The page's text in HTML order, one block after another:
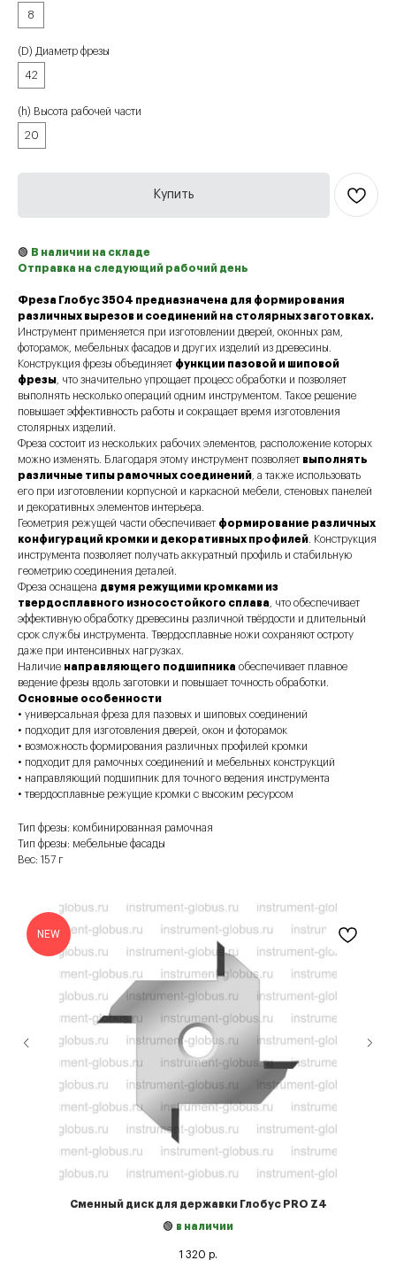
8
(D) Диаметр фрезы
42
(h) Высота рабочей части
20
Купить
🟢 В наличии на складе
Отправка на следующий рабочий день
Фреза Глобус 3504 предназначена для формирования
различных вырезов и соединений на столярных заготовках.
Инструмент применяется при изготовлении дверей, оконных рам,
фоторамок, мебельных фасадов и других изделий из древесины.
Конструкция фрезы объединяет функции пазовой и шиповой
фрезы , что значительно упрощает процесс обработки и позволяет
выполнять несколько операций одним инструментом. Такое решение
повышает эффективность работы и сокращает время изготовления
столярных изделий.
Фреза состоит из нескольких рабочих элементов, расположение которых
можно изменять. Благодаря этому инструмент позволяет выполнять
различные типы рамочных соединений , а также использовать
его при изготовлении корпусной и каркасной мебели, стеновых панелей
и декоративных элементов интерьера.
Геометрия режущей части обеспечивает формирование различных
конфигураций кромки и декоративных профилей . Конструкция
инструмента позволяет получать аккуратный профиль и стабильную
геометрию соединения деталей.
Фреза оснащена двумя режущими кромками из
твердосплавного износостойкого сплава , что обеспечивает
эффективную обработку древесины различной твёрдости и длительный
срок службы инструмента. Твердосплавные ножи сохраняют остроту
даже при интенсивных нагрузках.
Наличие направляющего подшипника обеспечивает плавное
ведение фрезы вдоль заготовки и повышает точность обработки.
Основные особенности
• универсальная фреза для пазовых и шиповых соединений
• подходит для изготовления дверей, окон и фоторамок
• возможность формирования различных профилей кромки
• подходит для рамочных соединений и мебельных конструкций
• направляющий подшипник для точного ведения инструмента
• твердосплавные режущие кромки с высоким ресурсом
Тип фрезы: комбинированная рамочная
Тип фрезы: мебельные фасады
Вес: 157 г
NEW
Сменный диск для державки Глобус PRO Z4
🟢 в наличии
1 320 р.